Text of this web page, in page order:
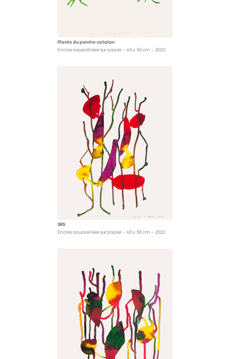
Plante du peintre catalan
Encres aquarellées sur papier – 65 x 50 cm – 2022
SR5
Encres aquarellées sur papier – 65 x 50 cm – 2022